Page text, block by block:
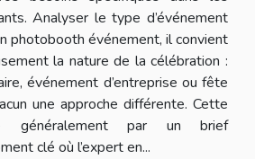
Analyser le type d’événement
photobooth événement, il convient
la nature de la célébration :
événement d’entreprise ou fête
une approche différente. Cette
généralement par un brief
clé où l’expert en...